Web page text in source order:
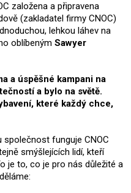
založena a připravena
(zakladatel firmy CNOC)
lehkou láhev na
oblíbeným Sawyer
a úspěšné kampani na
a bylo na světě.
které každý chce,
společnost funguje CNOC
smýšlejících lidí, kteří
je to, co je pro nás důležité a